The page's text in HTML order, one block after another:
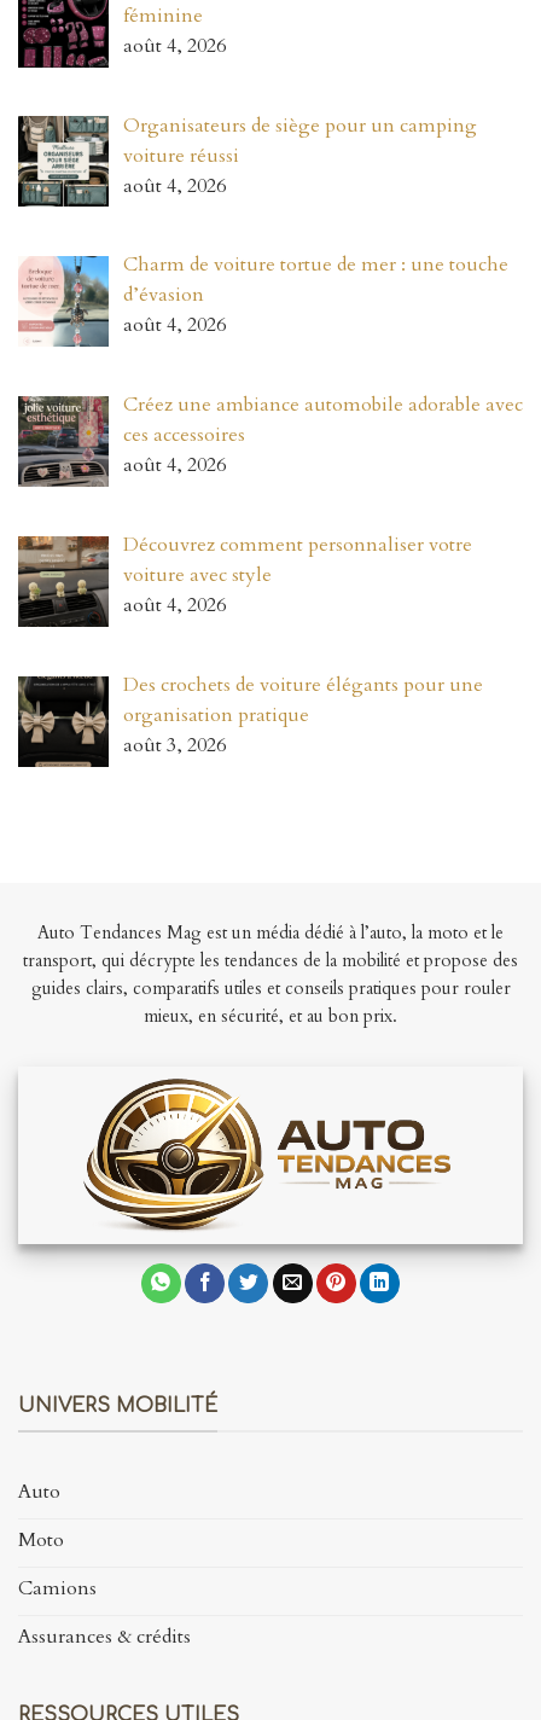
féminine
août 4, 2026
Organisateurs de siège pour un camping
voiture réussi
août 4, 2026
Charm de voiture tortue de mer : une touche
d’évasion
août 4, 2026
Créez une ambiance automobile adorable avec
ces accessoires
août 4, 2026
Découvrez comment personnaliser votre
voiture avec style
août 4, 2026
Des crochets de voiture élégants pour une
organisation pratique
août 3, 2026
Auto Tendances Mag est un média dédié à l’auto, la moto et le
transport, qui décrypte les tendances de la mobilité et propose des
guides clairs, comparatifs utiles et conseils pratiques pour rouler
mieux, en sécurité, et au bon prix.
UNIVERS MOBILITÉ
Auto
Moto
Camions
Assurances & crédits
RESSOURCES UTILES